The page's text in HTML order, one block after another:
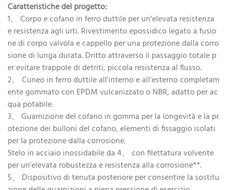
Caratteristiche del progetto:
1、 Corpo e cofano in ferro duttile per un'elevata resistenza
e resistenza agli urti. Rivestimento epossidico legato a fusio
ne di corpo valvola e cappello per una protezione dalla corro
sione di lunga durata. Dritto attraverso il passaggio totale p
er evitare trappole di detriti, piccola resistenza al flusso.
2、 Cuneo in ferro duttile all'interno e all'esterno completam
ente gommato con EPDM vulcanizzato o NBR, adatto per ac
qua potabile.
3、 Guarnizione del cofano in gomma per la longevità e la pr
otezione dei bulloni del cofano, elementi di fissaggio isolati
per la protezione dalla corrosione.
Stelo in acciaio inossidabile da 4、 con filettatura volvente
per un'elevata robustezza e resistenza alla corrosione**.
5、 Dispositivo di tenuta posteriore per consentire la sostitu